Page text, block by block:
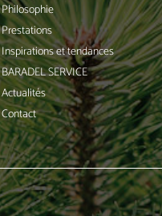
Philosophie
Prestations
Inspirations et tendances
BARADEL SERVICE
Actualités
Contact